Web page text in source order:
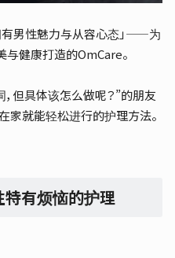
有男性魅力与从容心态」——为
健康打造的OmCare。
但具体该怎么做呢？”的朋友
家就能轻松进行的护理方法。
有烦恼的护理